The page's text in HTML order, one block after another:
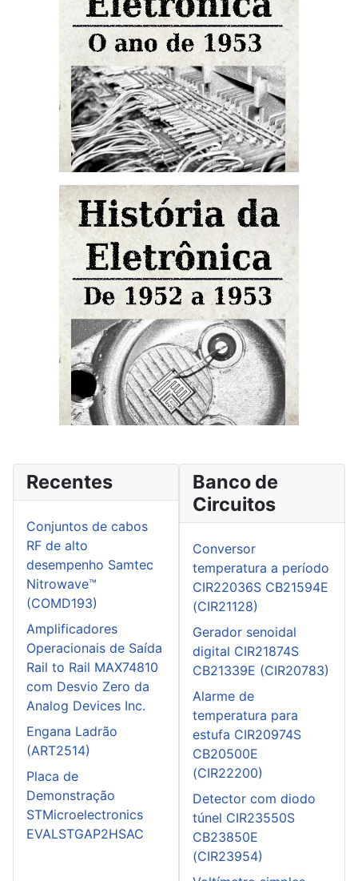
Recentes
Conjuntos de cabos
RF de alto
desempenho Samtec
Nitrowave™
(COMD193)
Amplificadores
Operacionais de Saída
Rail to Rail MAX74810
com Desvio Zero da
Analog Devices Inc.
Engana Ladrão
(ART2514)
Placa de
Demonstração
STMicroelectronics
EVALSTGAP2HSAC
Banco de
Circuitos
Conversor
temperatura a período
CIR22036S CB21594E
(CIR21128)
Gerador senoidal
digital CIR21874S
CB21339E (CIR20783)
Alarme de
temperatura para
estufa CIR20974S
CB20500E
(CIR22200)
Detector com diodo
túnel CIR23550S
CB23850E
(CIR23954)